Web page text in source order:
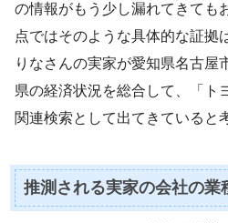
の情報がもう少し漏れてきても
点ではそのような具体的な証拠
りなさんの実家が愛知県名古屋
県の経済状況を総合して、「ト
関連検索として出てきていると
推測される実家の会社の業